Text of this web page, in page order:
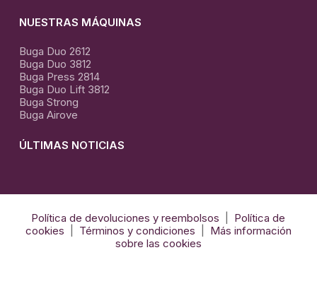
NUESTRAS MÁQUINAS
Buga Duo 2612
Buga Duo 3812
Buga Press 2814
Buga Duo Lift 3812
Buga Strong
Buga Airove
ÚLTIMAS NOTICIAS
Arte
la
termo
Política de devoluciones y reembolsos
Política de
cookies
Términos y condiciones
Más información
sobre las cookies